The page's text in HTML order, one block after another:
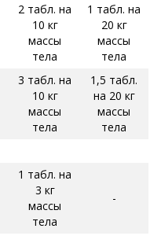
2 табл. на
10 кг
массы
тела
1 табл. на
20 кг
массы
тела
3 табл. на
10 кг
массы
тела
1,5 табл.
на 20 кг
массы
тела
1 табл. на
3 кг
массы
тела
-